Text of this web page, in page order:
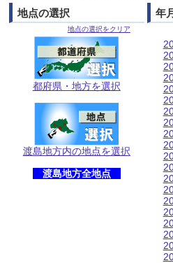
地点の選択
地点の選択をクリア
都府県・地方を選択
渡島地方内の地点を選択
渡島地方全地点
年